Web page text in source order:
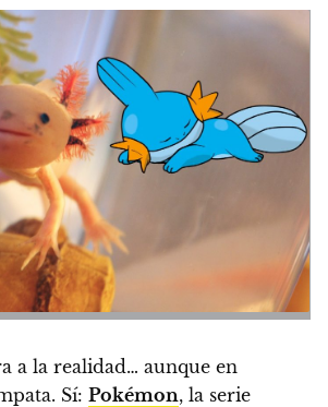
a la realidad… aunque en
Sí: Pokémon, la serie